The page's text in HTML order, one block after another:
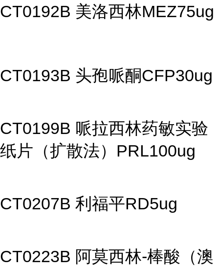
CT0192B 美洛西林MEZ75ug
CT0193B 头孢哌酮CFP30ug
CT0199B 哌拉西林药敏实验
纸片（扩散法）PRL100ug
CT0207B 利福平RD5ug
CT0223B 阿莫西林-棒酸（澳